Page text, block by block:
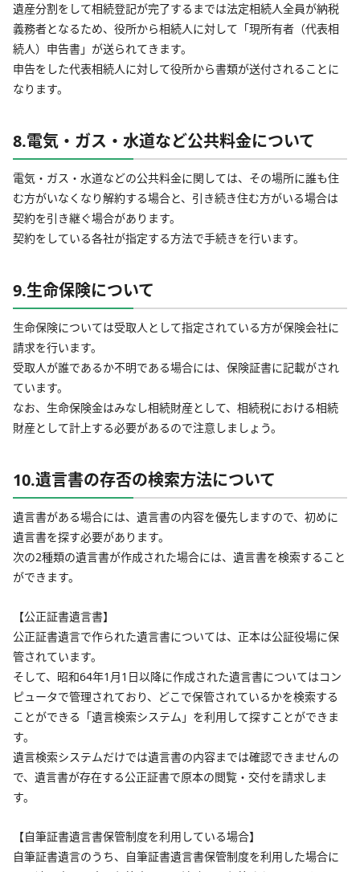
遺産分割をして相続登記が完了するまでは法定相続人全員が納税
義務者となるため、役所から相続人に対して「現所有者（代表相
続人）申告書」が送られてきます。
申告をした代表相続人に対して役所から書類が送付されることに
なります。
8.電気・ガス・水道など公共料金について
電気・ガス・水道などの公共料金に関しては、その場所に誰も住
む方がいなくなり解約する場合と、引き続き住む方がいる場合は
契約を引き継ぐ場合があります。
契約をしている各社が指定する方法で手続きを行います。
9.生命保険について
生命保険については受取人として指定されている方が保険会社に
請求を行います。
受取人が誰であるか不明である場合には、保険証書に記載がされ
ています。
なお、生命保険金はみなし相続財産として、相続税における相続
財産として計上する必要があるので注意しましょう。
10.遺言書の存否の検索方法について
遺言書がある場合には、遺言書の内容を優先しますので、初めに
遺言書を探す必要があります。
次の2種類の遺言書が作成された場合には、遺言書を検索すること
ができます。
【公正証書遺言書】
公正証書遺言で作られた遺言書については、正本は公証役場に保
管されています。
そして、昭和64年1月1日以降に作成された遺言書についてはコン
ピュータで管理されており、どこで保管されているかを検索する
ことができる「遺言検索システム」を利用して探すことができま
す。
遺言検索システムだけでは遺言書の内容までは確認できませんの
で、遺言書が存在する公正証書で原本の閲覧・交付を請求しま
す。
【自筆証書遺言書保管制度を利用している場合】
自筆証書遺言のうち、自筆証書遺言書保管制度を利用した場合に